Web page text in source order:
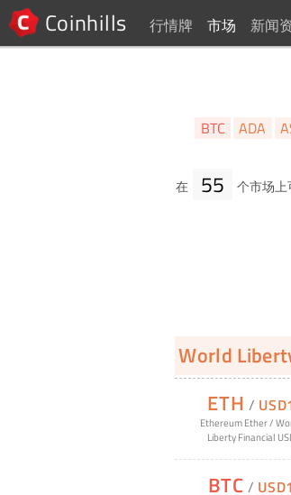
Coinhills 行情牌 市场 新闻
BTC ADA
在 55 个市场
World
ETH /
Ethereum Ether/
Liberty Financial
BTC / USD1